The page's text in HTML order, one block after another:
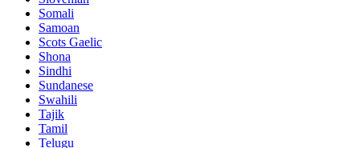
Somali
Samoan
Scots Gaelic
Shona
Sindhi
Sundanese
Swahili
Tajik
Tamil
Telugu